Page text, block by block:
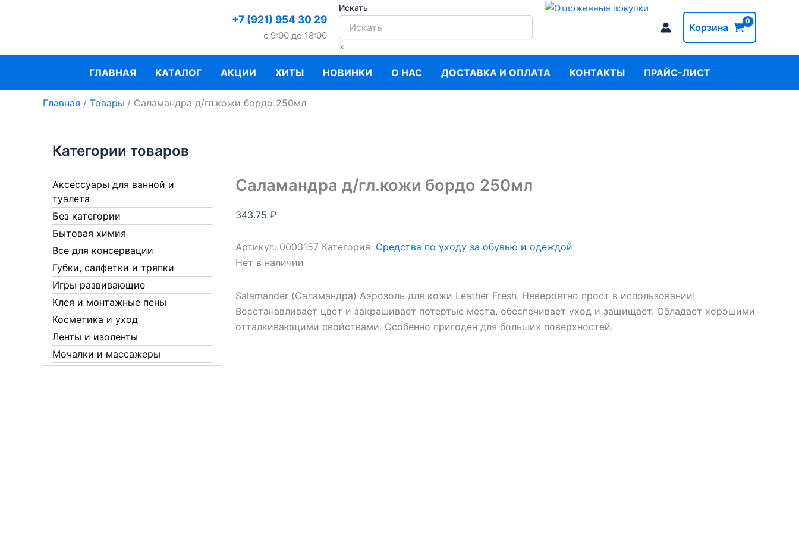
+7 (921) 954 30 29
c 9:00 до 18:00
Искать
×
Корзина
ГЛАВНАЯ КАТАЛОГ АКЦИИ ХИТЫ НОВИНКИ О НАС ДОСТАВКА И ОПЛАТА КОНТАКТЫ ПРАЙС-ЛИСТ
Главная Товары Саламандра д/гл.кожи бордо 250мл
Категории товаров
Аксессуары для ванной и
туалета
Без категории
Бытовая химия
Все для консервации
Губки, салфетки и тряпки
Игры развивающие
Клея и монтажные пены
Косметика и уход
Ленты и изоленты
Мочалки и массажеры
Саламандра д/гл.кожи бордо 250мл
343.75 ₽
Артикул: 0003157 Категория: Средства по уходу за обувью и одеждой
Нет в наличии
Salamander (Саламандра) Аэрозоль для кожи Leather Fresh. Невероятно прост в использовании!
Восстанавливает цвет и закрашивает потертые места, обеспечивает уход и защищает. Обладает хорошими
отталкивающими свойствами. Особенно пригоден для больших поверхностей.